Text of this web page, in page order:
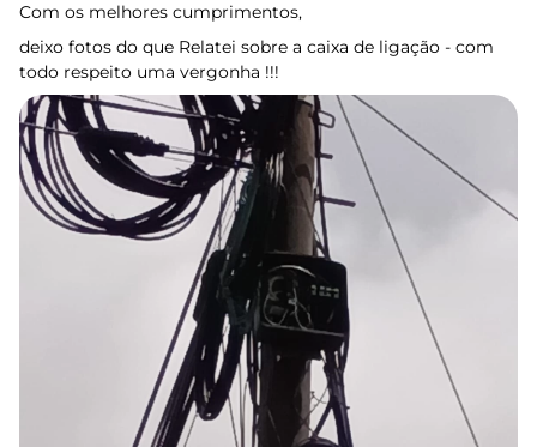
Com os melhores cumprimentos,
deixo fotos do que Relatei sobre a caixa de ligação - com
todo respeito uma vergonha !!!